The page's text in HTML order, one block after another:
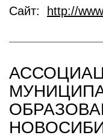
Сайт:
http://